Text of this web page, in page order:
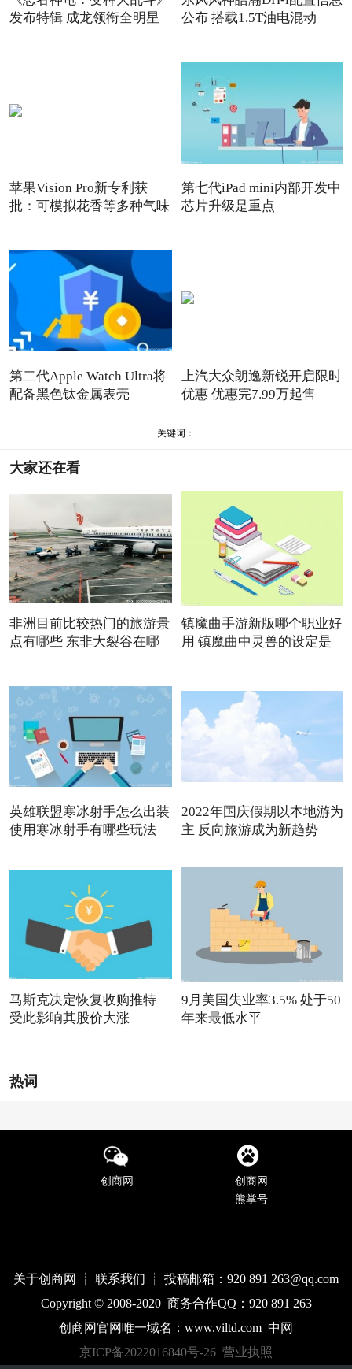
发布特辑 成龙领衔全明星
公布 搭载1.5T油电混动
苹果Vision Pro新专利获
批：可模拟花香等多种气味
第七代iPad mini内部开发中
芯片升级是重点
第二代Apple Watch Ultra将
配备黑色钛金属表壳
上汽大众朗逸新锐开启限时
优惠 优惠完7.99万起售
关键词：
大家还在看
非洲目前比较热门的旅游景
点有哪些 东非大裂谷在哪
镇魔曲手游新版哪个职业好
用 镇魔曲中灵兽的设定是
英雄联盟寒冰射手怎么出装
使用寒冰射手有哪些玩法
2022年国庆假期以本地游为
主 反向旅游成为新趋势
马斯克决定恢复收购推特
受此影响其股价大涨
9月美国失业率3.5% 处于50
年来最低水平
热词
创商网
创商网
熊掌号
关于创商网 ┊ 联系我们 ┊ 投稿邮箱：920 891 263@qq.com
Copyright © 2008-2020 商务合作QQ：920 891 263
创商网官网唯一域名： www.viltd.com 中网
京ICP备2022016840号-26 营业执照